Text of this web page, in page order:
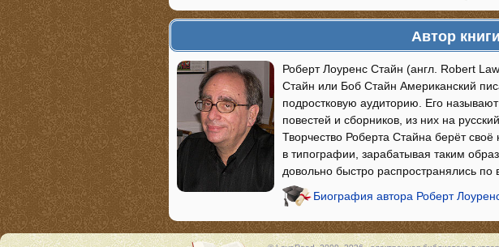
Автор
Роберт Лоуренс Стайн (англ. Robert
Стайн или Боб Стайн Американский
подростковую аудиторию. Его
повестей и сборников, из них на
Творчество Роберта Стайна берёт
в типографии, зарабатывая таким
довольно быстро распространялись по
Биография автора Роберт